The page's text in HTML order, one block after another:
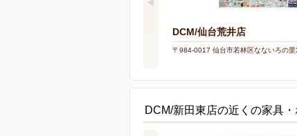
DCM/仙台荒井店
〒984-0017 仙台市若林区なないろの里
DCM/新田東店の近くの家具